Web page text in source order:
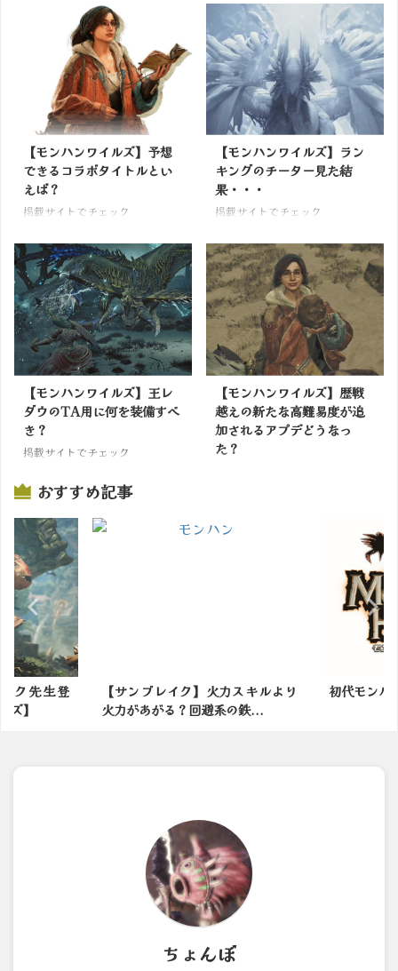
【モンハンワイルズ】予想
できるコラボタイトルとい
えば？
掲載サイトでチェック
【モンハンワイルズ】ラン
キングのチーター見た結
果・・・
掲載サイトでチェック
【モンハンワイルズ】王レ
ダウのTA用に何を装備すべ
き？
掲載サイトでチェック
【モンハンワイルズ】歴戦
越えの新たな高難易度が追
加されるアプデどうなっ
た？
おすすめ記事
ク先生登
ズ】
【サンブレイク】火力スキルより
火力があがる？回避系の鉄...
初代モンハ
ちょんぼ